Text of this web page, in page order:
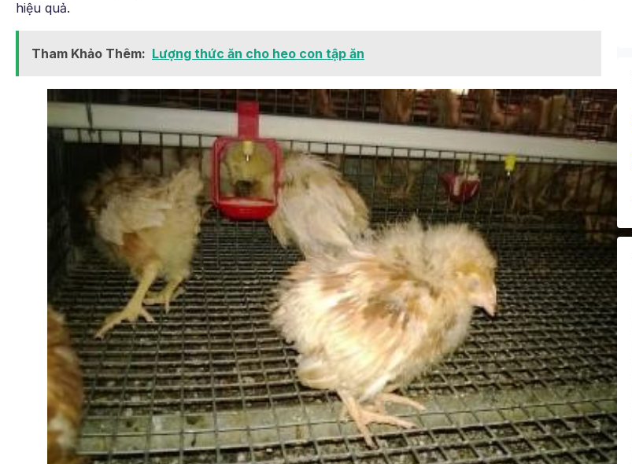
hiệu quả.
Tham Khảo Thêm: Lượng thức ăn cho heo con tập ăn